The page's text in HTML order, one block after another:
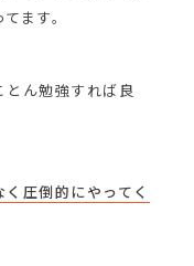
ます。
とん勉強すれば良
圧倒的にやってく